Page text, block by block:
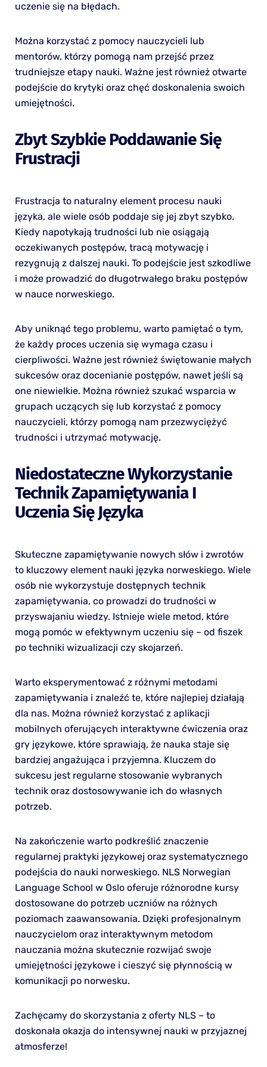
uczenie się na błędach.
Można korzystać z pomocy nauczycieli lub
mentorów, którzy pomogą nam przejść przez
trudniejsze etapy nauki. Ważne jest również otwarte
podejście do krytyki oraz chęć doskonalenia swoich
umiejętności.
Zbyt Szybkie Poddawanie Się
Frustracji
Frustracja to naturalny element procesu nauki
języka, ale wiele osób poddaje się jej zbyt szybko.
Kiedy napotykają trudności lub nie osiągają
oczekiwanych postępów, tracą motywację i
rezygnują z dalszej nauki. To podejście jest szkodliwe
i może prowadzić do długotrwałego braku postępów
w nauce norweskiego.
Aby uniknąć tego problemu, warto pamiętać o tym,
że każdy proces uczenia się wymaga czasu i
cierpliwości. Ważne jest również świętowanie małych
sukcesów oraz docenianie postępów, nawet jeśli są
one niewielkie. Można również szukać wsparcia w
grupach uczących się lub korzystać z pomocy
nauczycieli, którzy pomogą nam przezwyciężyć
trudności i utrzymać motywację.
Niedostateczne Wykorzystanie
Technik Zapamiętywania I
Uczenia Się Języka
Skuteczne zapamiętywanie nowych słów i zwrotów
to kluczowy element nauki języka norweskiego. Wiele
osób nie wykorzystuje dostępnych technik
zapamiętywania, co prowadzi do trudności w
przyswajaniu wiedzy. Istnieje wiele metod, które
mogą pomóc w efektywnym uczeniu się – od fiszek
po techniki wizualizacji czy skojarzeń.
Warto eksperymentować z różnymi metodami
zapamiętywania i znaleźć te, które najlepiej działają
dla nas. Można również korzystać z aplikacji
mobilnych oferujących interaktywne ćwiczenia oraz
gry językowe, które sprawiają, że nauka staje się
bardziej angażująca i przyjemna. Kluczem do
sukcesu jest regularne stosowanie wybranych
technik oraz dostosowywanie ich do własnych
potrzeb.
Na zakończenie warto podkreślić znaczenie
regularnej praktyki językowej oraz systematycznego
podejścia do nauki norweskiego. NLS Norwegian
Language School w Oslo oferuje różnorodne kursy
dostosowane do potrzeb uczniów na różnych
poziomach zaawansowania. Dzięki profesjonalnym
nauczycielom oraz interaktywnym metodom
nauczania można skutecznie rozwijać swoje
umiejętności językowe i cieszyć się płynnością w
komunikacji po norwesku.
Zachęcamy do skorzystania z oferty NLS – to
doskonała okazja do intensywnej nauki w przyjaznej
atmosferze!